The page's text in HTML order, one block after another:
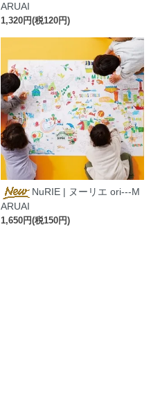
ARUAI
1,320円(税120円)
NuRIE | ヌーリエ ori---M
ARUAI
1,650円(税150円)